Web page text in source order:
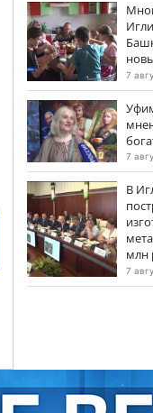
7
7
В
млн
7